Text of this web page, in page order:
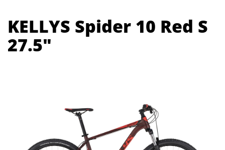
KELLYS Spider 10 Red S
27.5"